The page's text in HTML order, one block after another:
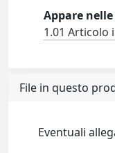
Appare
1.01 Articolo
File in questo
Eventuali